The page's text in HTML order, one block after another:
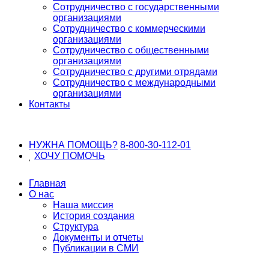
Сотрудничество с государственными
организациями
Сотрудничество с коммерческими
организациями
Сотрудничество с общественными
организациями
Сотрудничество с другими отрядами
Сотрудничество с международными
организациями
Контакты
НУЖНА ПОМОЩЬ? 8-800-30-112-01
ХОЧУ ПОМОЧЬ
Главная
О нас
Наша миссия
История создания
Структура
Документы и отчеты
Публикации в СМИ